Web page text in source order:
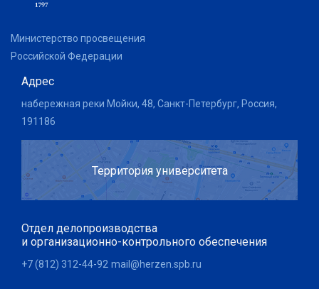
Министерство просвещения
Российской Федерации
Адрес
набережная реки Мойки, 48, Санкт-Петербург, Россия,
191186
Территория университета
Отдел делопроизводства
и организационно-контрольного обеспечения
+7 (812) 312-44-92 mail@herzen.spb.ru